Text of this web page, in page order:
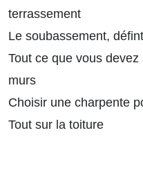
terrassement
Le soubassement,
Tout ce que vous
murs
Choisir une charpente
Tout sur la toiture